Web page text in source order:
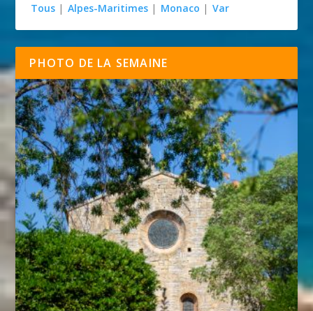
Tous | Alpes-Maritimes | Monaco | Var
PHOTO DE LA SEMAINE